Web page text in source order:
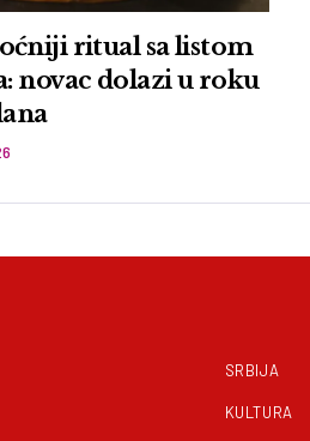
ritual sa listom
novac dolazi u roku
SRBIJA
KULTURA